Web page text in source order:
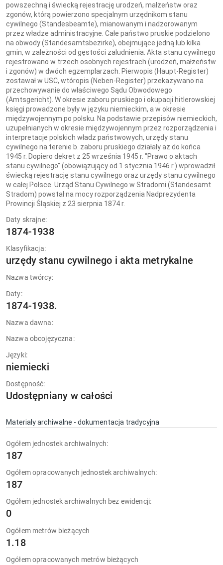
powszechną i świecką rejestrację urodzeń, małżeństw oraz
zgonów, którą powierzono specjalnym urzędnikom stanu
cywilnego (Standesbeamte), mianowanym i nadzorowanym
przez władze administracyjne. Całe państwo pruskie podzielono
na obwody (Standesamtsbezirke), obejmujące jedną lub kilka
gmin, w zależności od gęstości zaludnienia. Akta stanu cywilnego
rejestrowano w trzech osobnych rejestrach (urodzeń, małżeństw
i zgonów) w dwóch egzemplarzach. Pierwopis (Haupt-Register)
zostawał w USC, wtóropis (Neben-Register) przekazywano na
przechowywanie do właściwego Sądu Obwodowego
(Amtsgericht). W okresie zaboru pruskiego i okupacji hitlerowskiej
księgi prowadzone były w języku niemieckim, a w okresie
międzywojennym po polsku. Na podstawie przepisów niemieckich,
uzupełnianych w okresie międzywojennym przez rozporządzenia i
interpretacje polskich władz państwowych, urzędy stanu
cywilnego na terenie b. zaboru pruskiego działały aż do końca
1945 r. Dopiero dekret z 25 września 1945 r. "Prawo o aktach
stanu cywilnego" (obowiązujący od 1 stycznia 1946 r.) wprowadził
świecką rejestrację stanu cywilnego oraz urzędy stanu cywilnego
w całej Polsce. Urząd Stanu Cywilnego w Stradomi (Standesamt
Stradom) powstał na mocy rozporządzenia Nadprezydenta
Prowincji Śląskiej z 23 sierpnia 1874 r.
Daty skrajne:
1874-1938
Klasyfikacja:
urzędy stanu cywilnego i akta metrykalne
Nazwa twórcy:
Daty:
1874-1938.
Nazwa dawna:
Nazwa obcojęzyczna:
Języki:
niemiecki
Dostępność:
Udostępniany w całości
Materiały archiwalne - dokumentacja tradycyjna
Ogółem jednostek archiwalnych:
187
Ogółem opracowanych jednostek archiwalnych:
187
Ogółem jednostek archiwalnych bez ewidencji:
0
Ogółem metrów bieżących
1.18
Ogółem opracowanych metrów bieżących